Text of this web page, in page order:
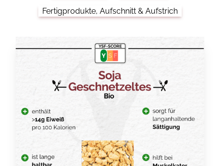
Fertigprodukte, Aufschnitt & Aufstrich